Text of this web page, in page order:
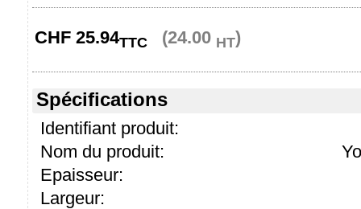
CHF 25.94TTC (24.00 HT)
Spécifications
Identifiant produit:
Nom du produit:
Epaisseur:
Largeur: